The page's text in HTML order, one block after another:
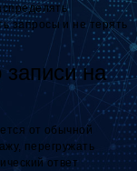
запросы и не терять
на
от обычной
перегружать
ответ